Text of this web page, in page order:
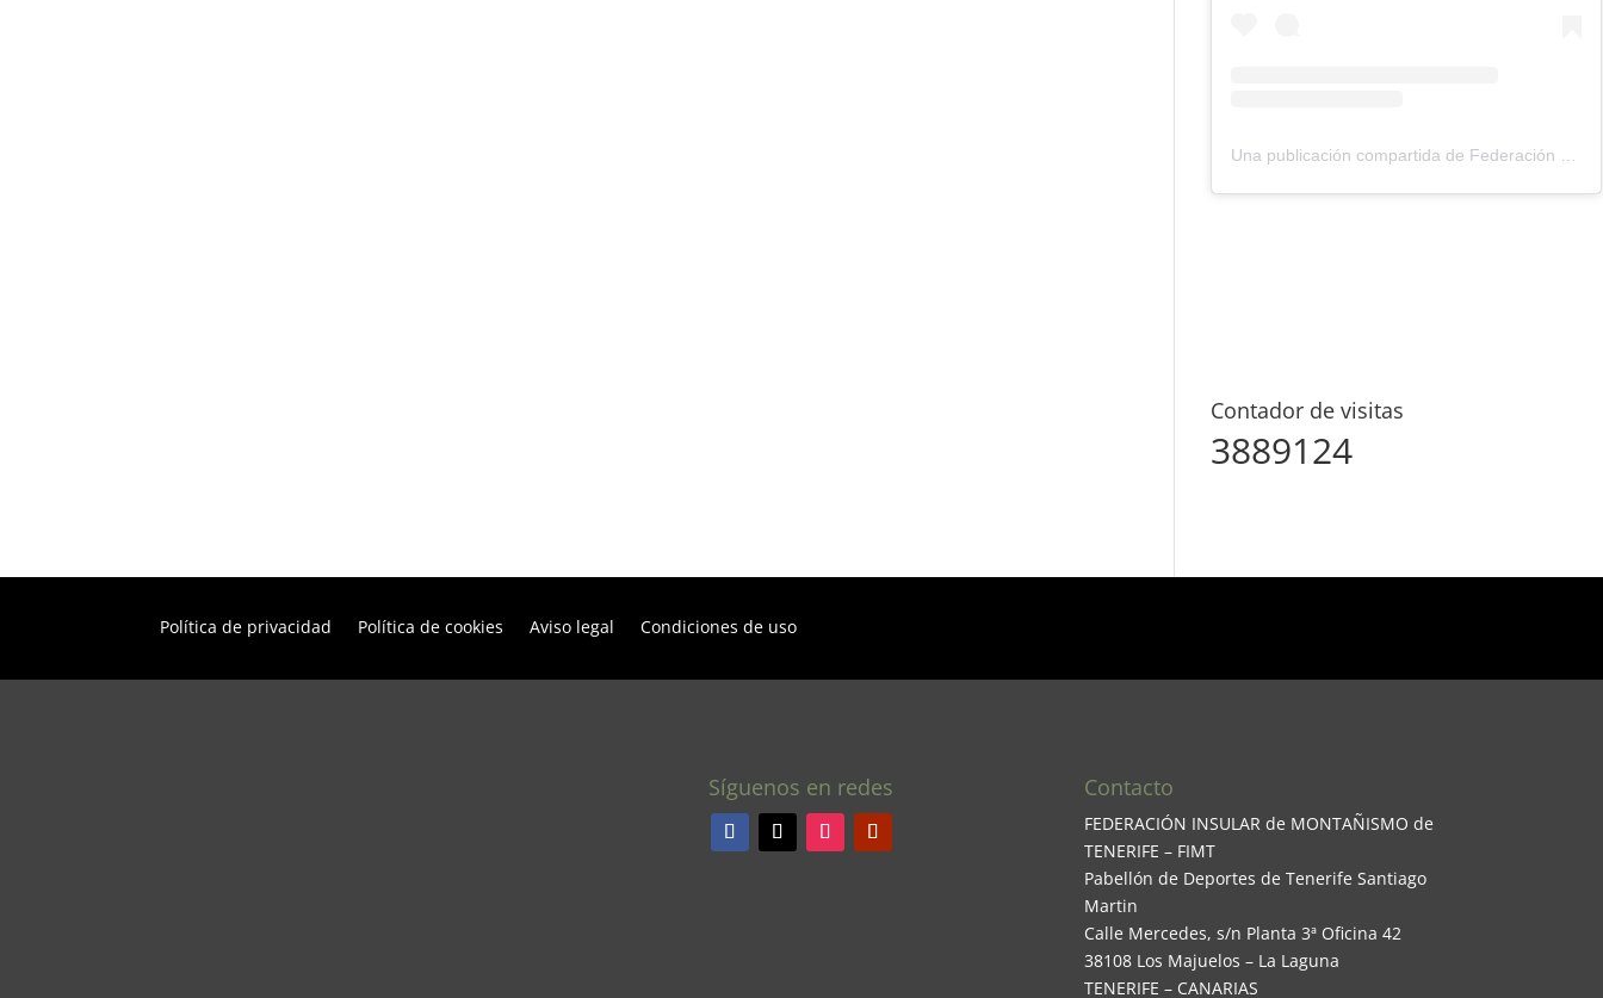
Contador de visitas
3889124
Política de privacidad Política de cookies Aviso legal Condiciones de uso
Síguenos en redes Contacto
FEDERACIÓN INSULAR de MONTAÑISMO de
TENERIFE – FIMT
Pabellón de Deportes de Tenerife Santiago
Martin
Calle Mercedes, s/n Planta 3ª Oficina 42
38108 Los Majuelos – La Laguna
TENERIFE – CANARIAS